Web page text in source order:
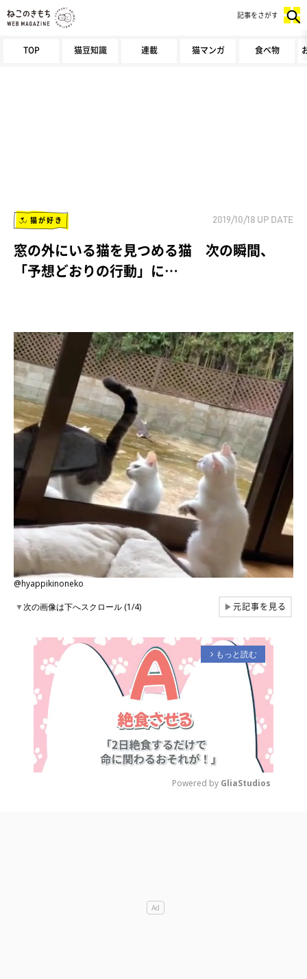
TOP 猫豆知識 連載 猫マンガ 食べ物
記事をさがす
猫が好き 2019/10/18 UP DATE
窓の外にいる猫を見つめる猫 次の瞬間、
「予想どおりの行動」に…
@hyappikinoneko
▼次の画像は下へスクロール (1/4) ▶元記事を見る
arrow_forward_ios もっと読む
Powered by GliaStudios